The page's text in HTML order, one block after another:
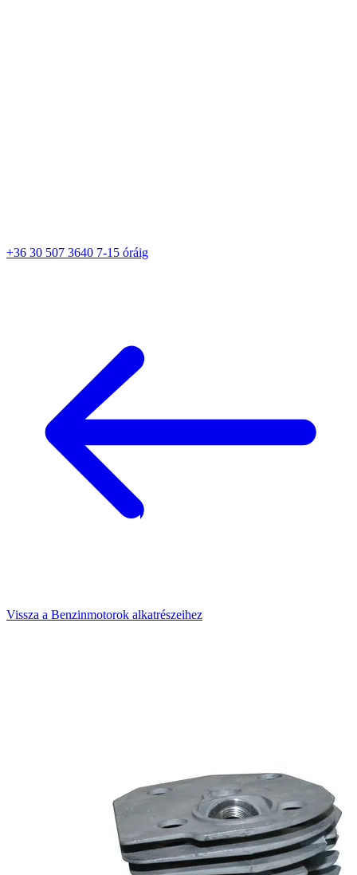
+36 30 507 3640 7-15 óráig
Vissza a Benzinmotorok alkatrészeihez